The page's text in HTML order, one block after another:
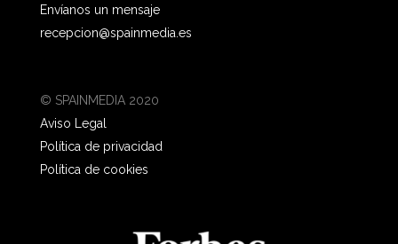
Envíanos un mensaje
recepcion@spainmedia.es
© SPAINMEDIA 2020
Aviso Legal
Política de privacidad
Política de cookies